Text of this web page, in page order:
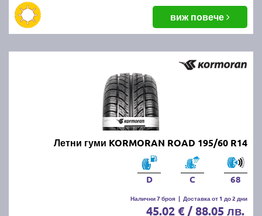
виж повече
Летни гуми KORMORAN ROAD 195/60 R14
D C 68
Налични 7 броя | Доставка от 1 до 2 дни
45.02 € / 88.05 лв.